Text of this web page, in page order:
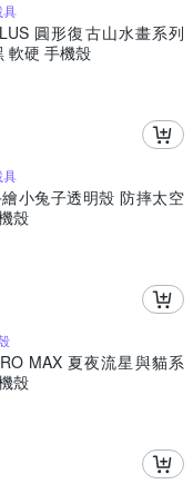
具
圓形復古山水畫系列
軟硬 手機殼
具
小兔子透明殼 防摔太空
殼
MAX 夏夜流星與貓系
殼